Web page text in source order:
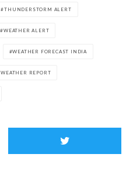
THUNDERSTORM ALERT
WEATHER ALERT
WEATHER FORECAST INDIA
WEATHER REPORT